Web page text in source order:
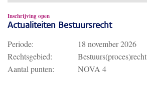
Inschrijving open
Actualiteiten Bestuursrecht
Periode:
18 november 2026
Rechtsgebied:
Bestuurs(proces)recht
Aantal punten:
NOVA 4